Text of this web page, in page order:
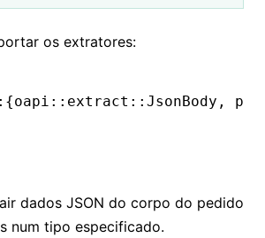
os extratores:
{oapi :: extract :: JsonBody ,
dados JSON do corpo do pedido
num tipo especificado.